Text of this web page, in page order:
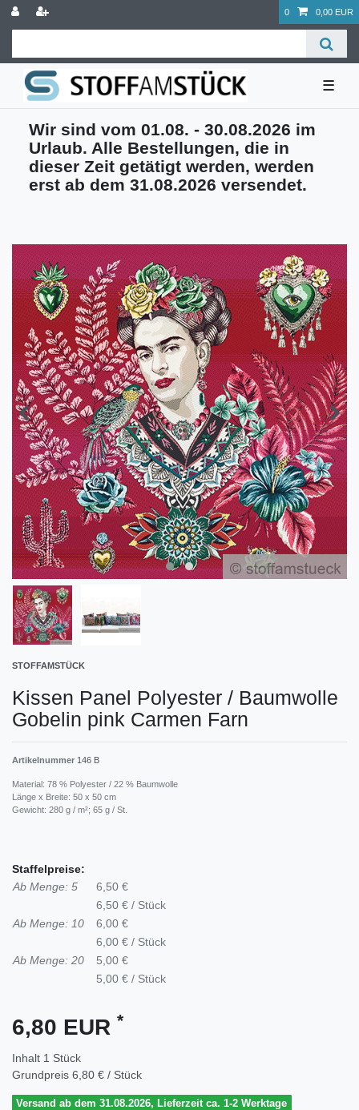
0 0,00 EUR
☰
Wir sind vom 01.08. - 30.08.2026 im
Urlaub. Alle Bestellungen, die in
dieser Zeit getätigt werden, werden
erst ab dem 31.08.2026 versendet.
STOFFAMSTÜCK
Kissen Panel Polyester / Baumwolle
Gobelin pink Carmen Farn
Artikelnummer 146 B
Material: 78 % Polyester / 22 % Baumwolle
Länge x Breite: 50 x 50 cm
Gewicht: 280 g / m²; 65 g / St.
Staffelpreise:
Ab Menge: 5
6,50 €
6,50 € / Stück
Ab Menge: 10
6,00 €
6,00 € / Stück
Ab Menge: 20
5,00 €
5,00 € / Stück
6,80 EUR *
Inhalt 1 Stück
Grundpreis 6,80 € / Stück
Versand ab dem 31.08.2026, Lieferzeit ca. 1-2 Werktage